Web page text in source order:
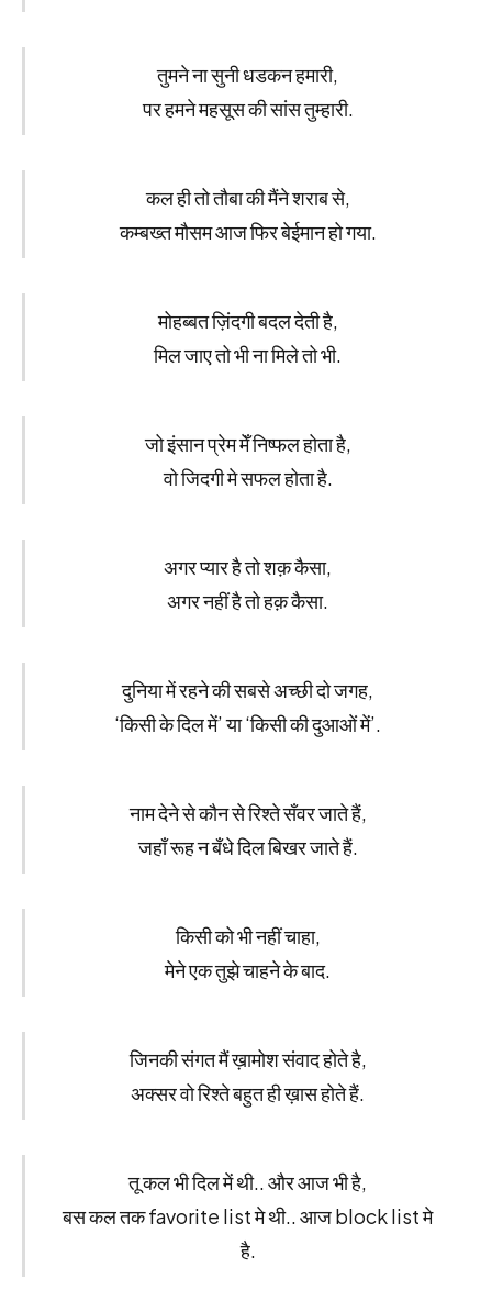
तुमने ना सुनी धडकन हमारी,
पर हमने महसूस की सांस तुम्हारी.
कल ही तो तौबा की मैंने शराब से,
कम्बख्त मौसम आज फिर बेईमान हो गया.
मोहब्बत ज़िंदगी बदल देती है,
मिल जाए तो भी ना मिले तो भी.
जो इंसान प्रेम मेँ निष्फल होता है,
वो जिदगी मे सफल होता है.
अगर प्यार है तो शक़ कैसा,
अगर नहीं है तो हक़ कैसा.
दुनिया में रहने की सबसे अच्छी दो जगह,
‘किसी के दिल में’ या ‘किसी की दुआओं में’.
नाम देने से कौन से रिश्ते सँवर जाते हैं,
जहाँ रूह न बँधे दिल बिखर जाते हैं.
किसी को भी नहीं चाहा,
मेने एक तुझे चाहने के बाद.
जिनकी संगत मैं ख़ामोश संवाद होते है,
अक्सर वो रिश्ते बहुत ही ख़ास होते हैं.
तू कल भी दिल में थी.. और आज भी है,
बस कल तक favorite list मे थी.. आज block list मे
है.